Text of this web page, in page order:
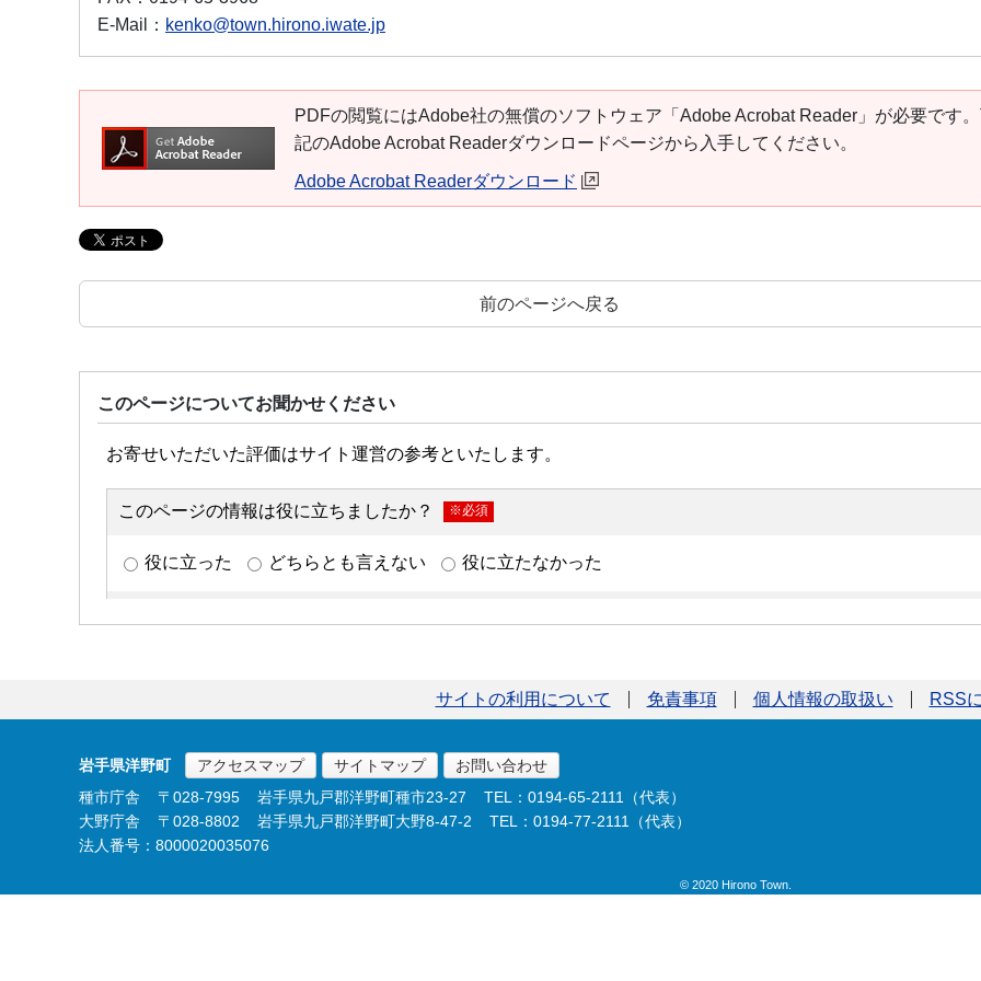
E-Mail： kenko@town.hirono.iwate.jp
PDFの閲覧にはAdobe社の無償のソフトウェア「Adobe Acrobat Reader」が必要です
記のAdobe Acrobat Readerダウンロードページから入手してください。
Adobe Acrobat Readerダウンロード
前のページへ戻る
このページについてお聞かせください
サイトの利用について 免責事項 個人情報の取扱い RSS
岩手県洋野町 アクセスマップ サイトマップ
お問い合わせ
種市庁舎
〒028-7995 岩手県九戸郡洋野町種市23-27
TEL：0194-65-2111（代表）
大野庁舎
〒028-8802 岩手県九戸郡洋野町大野8-47-2
TEL：0194-77-2111（代表）
法人番号：8000020035076
© 2020 Hirono Town.